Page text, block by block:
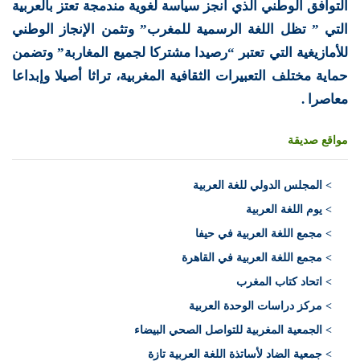
التوافق الوطني الذي أنجز سياسة لغوية مندمجة تعتز بالعربية
التي ” تظل اللغة الرسمية للمغرب” وتثمن الإنجاز الوطني
للأمازيغية التي تعتبر “رصيدا مشتركا لجميع المغاربة” وتضمن
حماية مختلف التعبيرات الثقافية المغربية، تراثا أصيلا وإبداعا
معاصرا .
مواقع صديقة
> المجلس الدولي للغة العربية
> يوم اللغة العربية
> مجمع اللغة العربية في حيفا
> مجمع اللغة العربية في القاهرة
> اتحاد كتاب المغرب
> مركز دراسات الوحدة العربية
> الجمعية المغربية للتواصل الصحي البيضاء
> جمعية الضاد لأساتذة اللغة العربية تازة